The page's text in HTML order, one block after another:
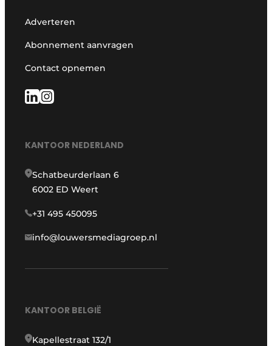
Adverteren
Abonnement aanvragen
Contact opnemen
KANTOOR NEDERLAND
Schatbeurderlaan 6
6002 ED Weert
+31 495 450095
info@louwersmediagroep.nl
KANTOOR BELGIË
Kapellestraat 132/1